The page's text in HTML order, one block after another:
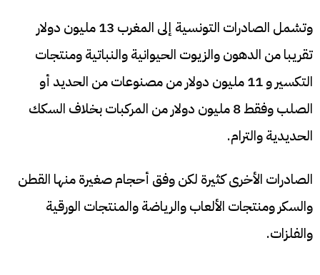
وتشمل الصادرات التونسية إلى المغرب 13 مليون دولار
تقريبا من الدهون والزيوت الحيوانية والنباتية ومنتجات
التكسير و 11 مليون دولار من مصنوعات من الحديد أو
الصلب وفقط 8 مليون دولار من المركبات بخلاف السكك
الحديدية والترام.
الصادرات الأخرى كثيرة لكن وفق أحجام صغيرة منها القطن
والسكر ومنتجات الألعاب والرياضة والمنتجات الورقية
والفلزات.